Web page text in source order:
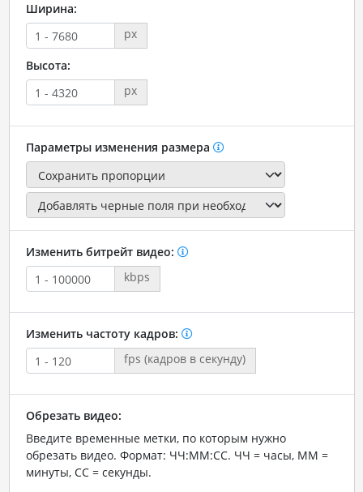
Ширина:
px
Высота:
px
Параметры изменения размера
Изменить битрейт видео:
kbps
Изменить частоту кадров:
fps (кадров в секунду)
Обрезать видео:
Введите временные метки, по которым нужно
обрезать видео. Формат: ЧЧ:ММ:СС. ЧЧ = часы, ММ =
минуты, СС = секунды.